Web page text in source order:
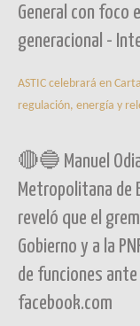
General con foco
generacional -
ASTIC celebrará en
regulación, energía y
🔴🔵 Manuel
Metropolitana de
reveló que el
Gobierno y a la
de funciones
facebook.com